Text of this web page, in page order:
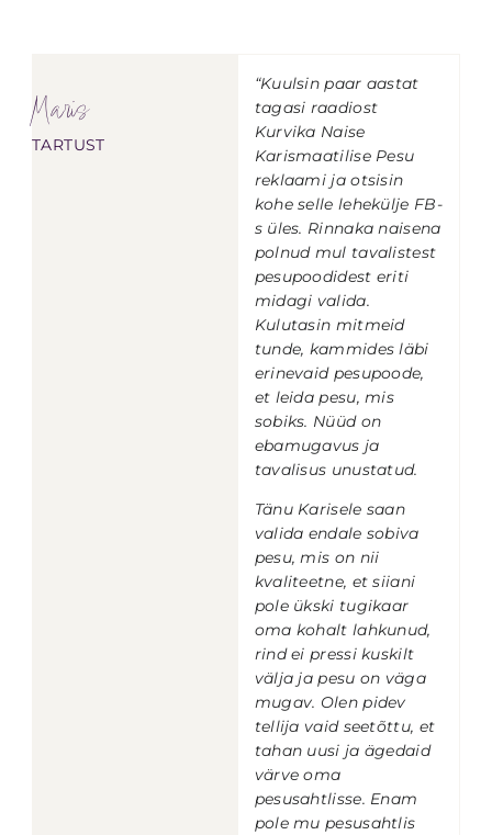
Maris
TARTUST
“Kuulsin paar aastat
tagasi raadiost
Kurvika Naise
Karismaatilise Pesu
reklaami ja otsisin
kohe selle lehekülje FB-
s üles. Rinnaka naisena
polnud mul tavalistest
pesupoodidest eriti
midagi valida.
Kulutasin mitmeid
tunde, kammides läbi
erinevaid pesupoode,
et leida pesu, mis
sobiks. Nüüd on
ebamugavus ja
tavalisus unustatud.
Tänu Karisele saan
valida endale sobiva
pesu, mis on nii
kvaliteetne, et siiani
pole ükski tugikaar
oma kohalt lahkunud,
rind ei pressi kuskilt
välja ja pesu on väga
mugav. Olen pidev
tellija vaid seetõttu, et
tahan uusi ja ägedaid
värve oma
pesusahtlisse. Enam
pole mu pesusahtlis